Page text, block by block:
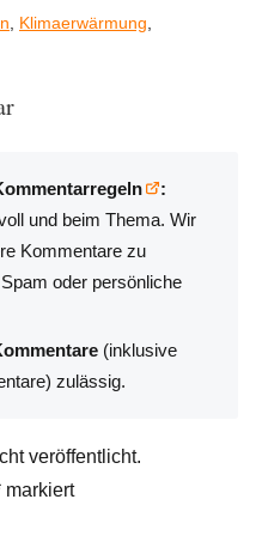
Klimaerwärmung
:
und beim Thema. Wir
Kommentare zu
oder persönliche
(inklusive
zulässig.
veröffentlicht.
markiert